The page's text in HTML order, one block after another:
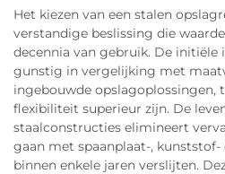
Het kiezen van een stalen
verstandige beslissing die
decennia van gebruik. De initiële
gunstig in vergelijking met
ingebouwde opslagoplossingen,
flexibiliteit superieur zijn. De
staalconstructies elimineert
gaan met spaanplaat-,
binnen enkele jaren verslijten.